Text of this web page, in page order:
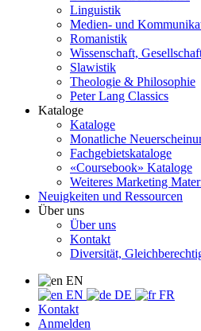
Linguistik
Medien- und
Romanistik
Wissenschaft,
Slawistik
Theologie & Philosophie
Peter Lang Classics
Kataloge
Kataloge
Monatliche
Fachgebietskataloge
«Coursebook» Kataloge
Weiteres Marketing
Neuigkeiten und Ressourcen
Über uns
Über uns
Kontakt
Diversität,
EN
EN
DE
FR
Kontakt
Anmelden